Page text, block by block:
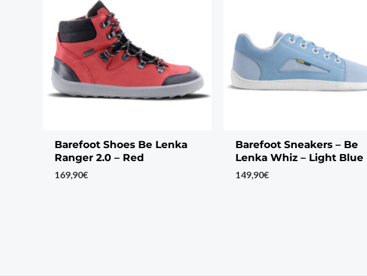
Barefoot Shoes Be Lenka
Ranger 2.0 – Red
169,90€
Barefoot Sneakers – Be
Lenka Whiz – Light Blue
149,90€